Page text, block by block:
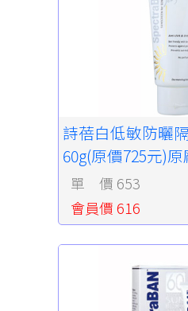
詩蓓白低敏防曬
60g(原價725元)
單 價 653
會員價 616